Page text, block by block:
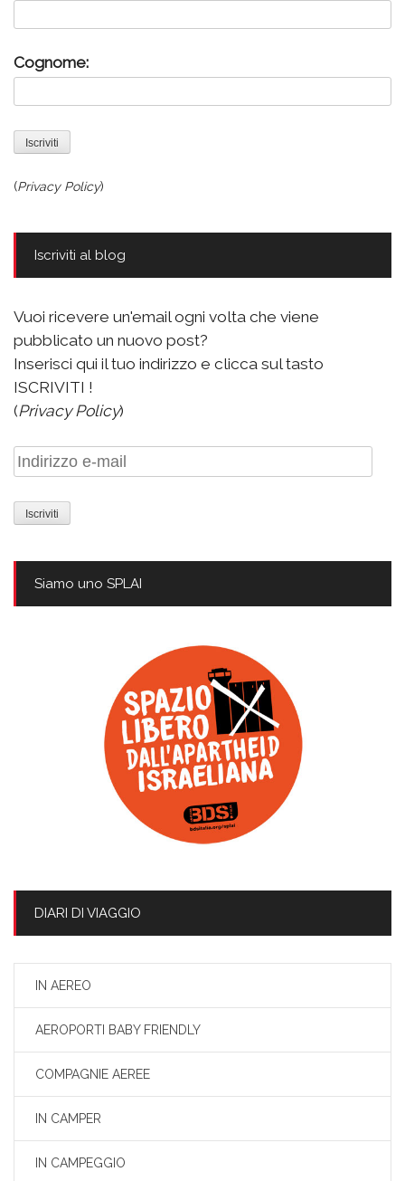
Cognome:
(Privacy Policy)
Iscriviti al blog
Vuoi ricevere un'email ogni volta che viene
pubblicato un nuovo post?
Inserisci qui il tuo indirizzo e clicca sul tasto
ISCRIVITI !
(Privacy Policy)
Indirizzo
e-
mail
Siamo uno SPLAI
DIARI DI VIAGGIO
IN AEREO
AEROPORTI BABY FRIENDLY
COMPAGNIE AEREE
IN CAMPER
IN CAMPEGGIO